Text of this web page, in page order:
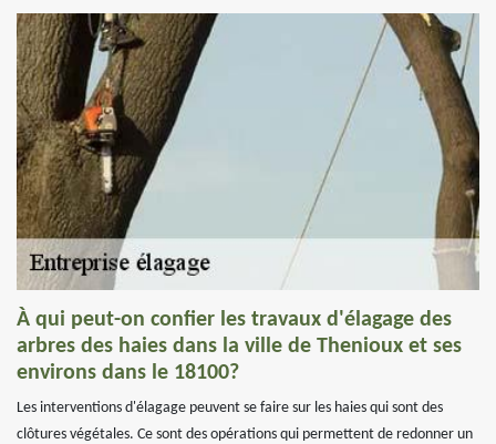
À qui peut-on confier les travaux d'élagage des
arbres des haies dans la ville de Thenioux et ses
environs dans le 18100?
Les interventions d'élagage peuvent se faire sur les haies qui sont des
clôtures végétales. Ce sont des opérations qui permettent de redonner un